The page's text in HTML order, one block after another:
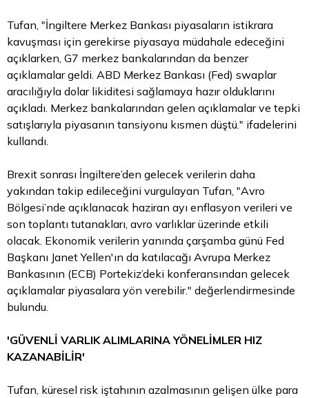
Tufan, "İngiltere Merkez Bankası piyasaların istikrara
kavuşması için gerekirse piyasaya müdahale edeceğini
açıklarken, G7 merkez bankalarından da benzer
açıklamalar geldi. ABD Merkez Bankası (Fed) swaplar
aracılığıyla dolarlikiditesi sağlamaya hazır olduklarını
açıkladı. Merkez bankalarından gelen açıklamalar ve tepki
satışlarıyla piyasanın tansiyonu kısmen düştü." ifadelerini
kullandı.
Brexit sonrası İngiltere’den gelecek verilerin daha
yakından takip edileceğini vurgulayan Tufan, "Avro
Bölgesi’nde açıklanacak haziran ayı enflasyon verileri ve
son toplantı tutanakları, avro varlıklar üzerinde etkili
olacak. Ekonomik verilerin yanında çarşamba günü Fed
Başkanı Janet Yellen'ın da katılacağı Avrupa Merkez
Bankasının (ECB) Portekiz’deki konferansından gelecek
açıklamalar piyasalara yön verebilir." değerlendirmesinde
bulundu.
'GÜVENLİ VARLIK ALIMLARINA YÖNELİMLER HIZ
KAZANABİLİR'
Tufan, küresel risk iştahının azalmasının gelişen ülke para